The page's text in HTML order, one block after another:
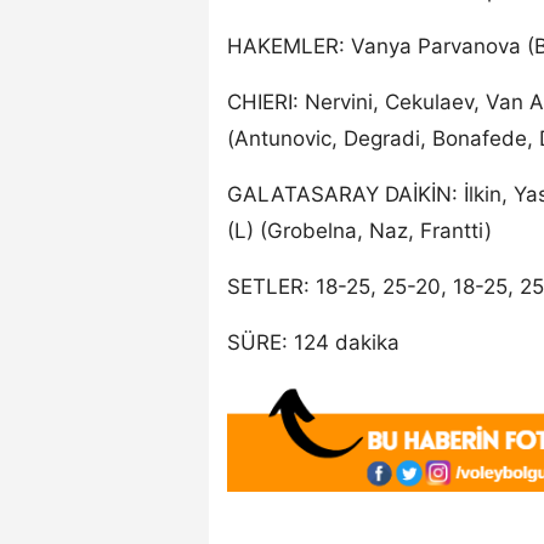
HAKEMLER: Vanya Parvanova
CHIERI: Nervini, Cekulaev, Van
(Antunovic, Degradi, Bonafede,
GALATASARAY DAİKİN: İlkin,
(L) (Grobelna, Naz, Frantti)
SETLER: 18-25, 25-20, 18-25,
SÜRE: 124 dakika